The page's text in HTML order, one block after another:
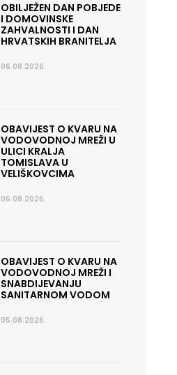
OBILJEŽEN DAN POBJEDE
I DOMOVINSKE
ZAHVALNOSTI I DAN
HRVATSKIH BRANITELJA
06.08.2026.
OBAVIJEST O KVARU NA
VODOVODNOJ MREŽI U
ULICI KRALJA
TOMISLAVA U
VELIŠKOVCIMA
06.08.2026.
OBAVIJEST O KVARU NA
VODOVODNOJ MREŽI I
SNABDIJEVANJU
SANITARNOM VODOM
05.08.2026.